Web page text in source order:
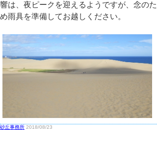
響は、夜ピークを迎えるようですが、念のた
め雨具を準備してお越しください。
砂丘事務所 2018/08/23